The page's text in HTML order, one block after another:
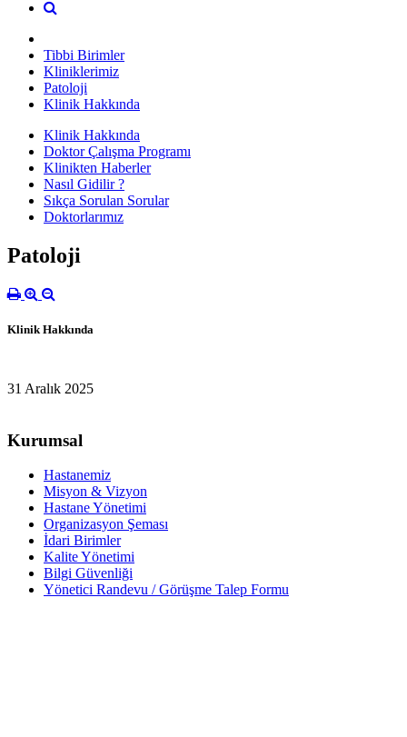
Tibbi Birimler
Kliniklerimiz
Patoloji
Klinik Hakkında
Klinik Hakkında
Doktor Çalışma Programı
Klinikten Haberler
Nasıl Gidilir ?
Sıkça Sorulan Sorular
Doktorlarımız
Patoloji
Klinik Hakkında
31 Aralık 2025
Kurumsal
Hastanemiz
Misyon & Vizyon
Hastane Yönetimi
Organizasyon Şeması
İdari Birimler
Kalite Yönetimi
Bilgi Güvenliği
Yönetici Randevu / Görüşme Talep Formu